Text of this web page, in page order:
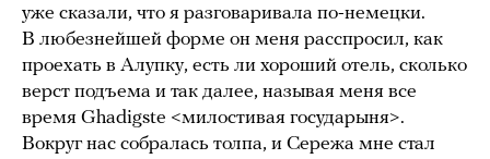
уже сказали, что я разговаривала по-немецки.
В любезнейшей форме он меня расспросил, как
проехать в Алупку, есть ли хороший отель, сколько
верст подъема и так далее, называя меня все
время Ghadigste <милостивая государыня>.
Вокруг нас собралась толпа, и Сережа мне стал